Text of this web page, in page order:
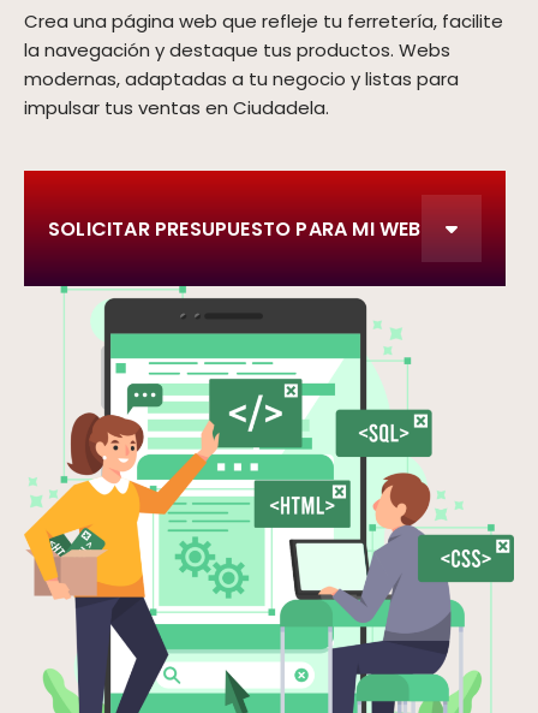
Crea una página web que refleje tu ferretería, facilite
la navegación y destaque tus productos. Webs
modernas, adaptadas a tu negocio y listas para
impulsar tus ventas en Ciudadela.
SOLICITAR PRESUPUESTO PARA MI WEB